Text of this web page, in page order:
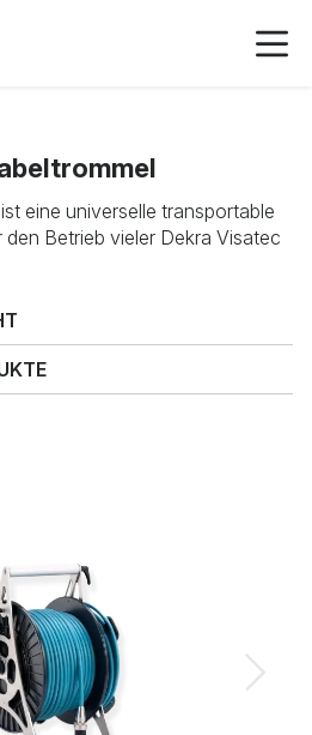
eine universelle transportable
Betrieb vieler Dekra Visatec
Next